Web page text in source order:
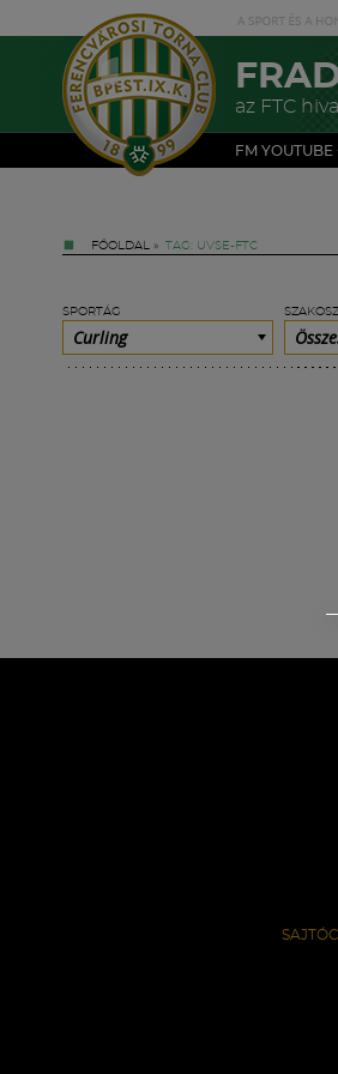
az FTC
FM YOUTUBE
FŐOLDAL » TAG: UVSE-FTC
SPORTÁG
Curling